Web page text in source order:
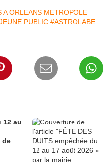
A ORLEANS METROPOLE
PUBLIC #ASTROLABE
12 au